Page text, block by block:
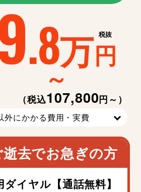
.8万円
税抜
～
（税込107,800円～）
外にかかる費用・実費
去でお急ぎの方
イヤル【通話無料】